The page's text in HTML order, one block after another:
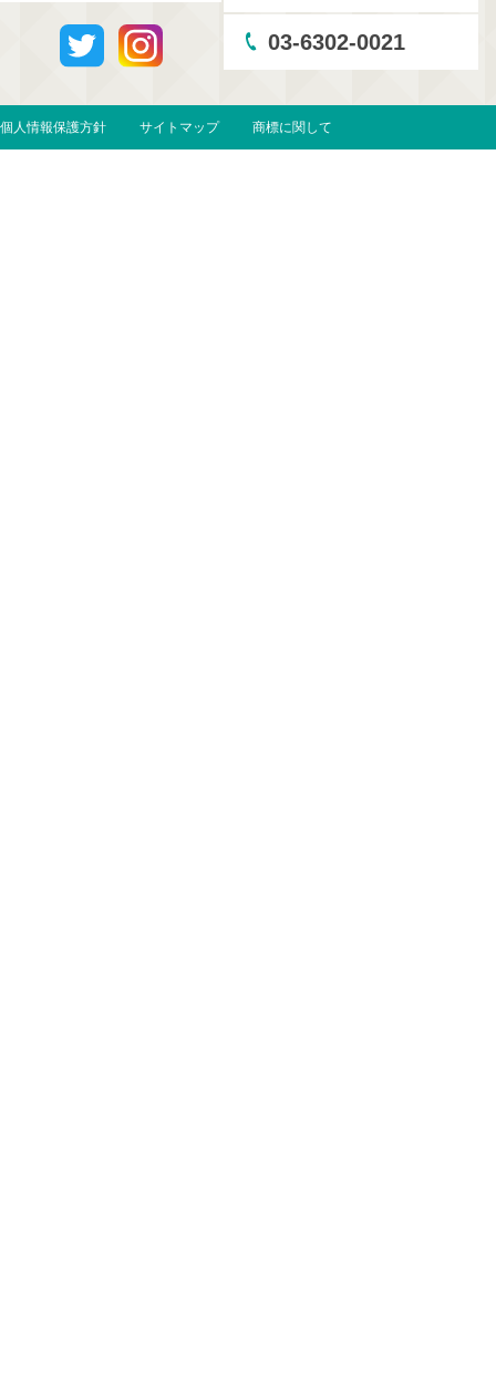
03-6302-0021
個人情報保護方針 サイトマップ 商標に関して